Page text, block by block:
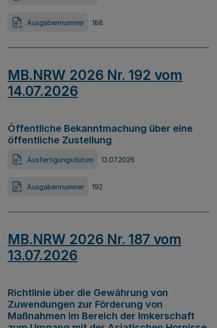
Ausgabennummer 188
MB.NRW 2026 Nr. 192 vom
14.07.2026
Öffentliche Bekanntmachung über eine
öffentliche Zustellung
Ausfertigungsdatum 13.07.2026
Ausgabennummer 192
MB.NRW 2026 Nr. 187 vom
13.07.2026
Richtlinie über die Gewährung von
Zuwendungen zur Förderung von
Maßnahmen im Bereich der Imkerschaft